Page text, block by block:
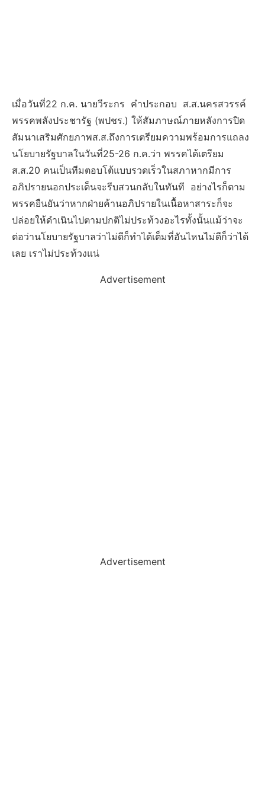
เมื่อวันที่22 ก.ค. นายวีระกร คำประกอบ ส.ส.นครสวรรค์
พรรคพลังประชารัฐ (พปชร.) ให้สัมภาษณ์ภายหลังการปิด
สัมนาเสริมศักยภาพส.ส.ถึงการเตรียมความพร้อมการแถลง
นโยบายรัฐบาลในวันที่25-26 ก.ค.ว่า พรรคได้เตรียม
ส.ส.20 คนเป็นทีมตอบโต้แบบรวดเร็วในสภาหากมีการ
อภิปรายนอกประเด็นจะรีบสวนกลับในทันที อย่างไรก็ตาม
พรรคยืนยันว่าหากฝ่ายค้านอภิปรายในเนื้อหาสาระก็จะ
ปล่อยให้ดำเนินไปตามปกติไม่ประท้วงอะไรทั้งนั้นแม้ว่าจะ
ต่อว่านโยบายรัฐบาลว่าไม่ดีก็ทำได้เต็มที่อันไหนไม่ดีก็ว่าได้
เลย เราไม่ประท้วงแน่
Advertisement
Advertisement